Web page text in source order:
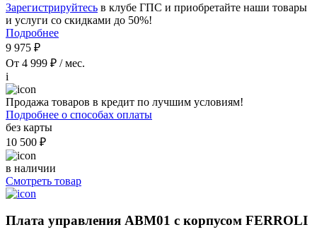
Зарегистрируйтесь в клубе ГПС и приобретайте наши товары
и услуги со скидками до 50%!
Подробнее
9 975 ₽
От 4 999 ₽ / мес.
i
Продажа товаров в кредит по лучшим условиям!
Подробнее о способах оплаты
без карты
10 500 ₽
в наличии
Смотреть товар
Плата управления ABM01 с корпусом FERROLI